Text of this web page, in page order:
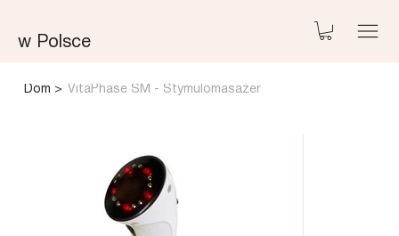
w Polsce
Dom > VitaPhase SM - Stymulomasażer